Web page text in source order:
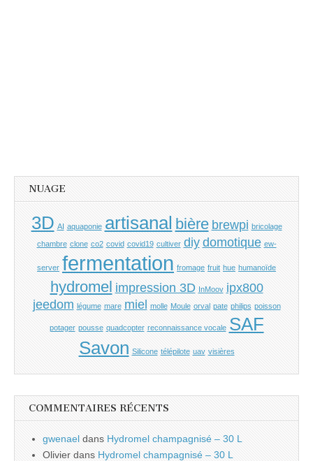
NUAGE
3D AI aquaponie artisanal bière brewpi bricolage
chambre clone co2 covid covid19 cultiver diy domotique ew-
server fermentation fromage fruit hue humanoïde
hydromel impression 3D InMoov ipx800
jeedom légume mare miel molle Moule orval pate philips poisson
potager pousse quadcopter reconnaissance vocale SAF
Savon Silicone télépilote uav visières
COMMENTAIRES RÉCENTS
gwenael dans Hydromel champagnisé – 30 L
Olivier dans Hydromel champagnisé – 30 L